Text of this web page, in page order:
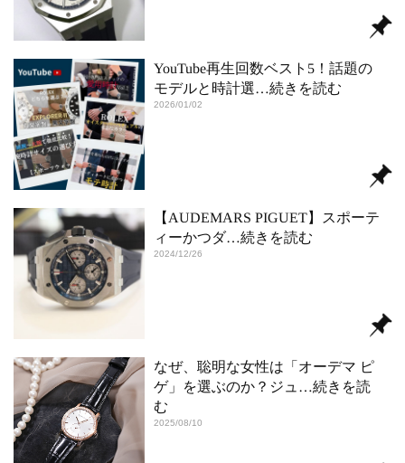
YouTube再生回数ベスト5！話題の
モデルと時計選…続きを読む
2026/01/02
【AUDEMARS PIGUET】スポーテ
ィーかつダ…続きを読む
2024/12/26
なぜ、聡明な女性は「オーデマ ピ
ゲ」を選ぶのか？ジュ …続きを読
む
2025/08/10